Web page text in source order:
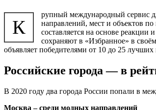
К
рупный международный сервис
направлений, мест и объектов
составляется на основе реакции
сохраняют в «Избранное» в
объявляет победителями от 10 до 25 лучших
Российские города — в
В 2020 году два города России попали в
Москва – среди модных направлений